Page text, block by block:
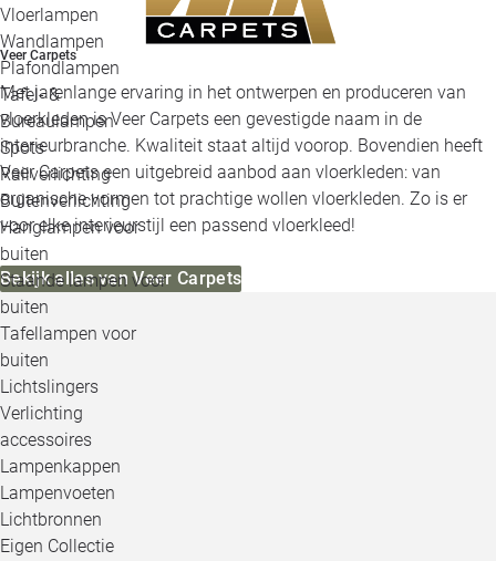
Vloerlampen
Wandlampen
Plafondlampen
Tafel- &
Bureaulampen
Spots
Railverlichting
Buitenverlichting
Hanglampen voor
buiten
Staande lampen voor
buiten
Tafellampen voor
buiten
Lichtslingers
Verlichting
accessoires
Lampenkappen
Lampenvoeten
Lichtbronnen
Eigen Collectie
Veer Carpets
Met jarenlange ervaring in het ontwerpen en produceren van
vloerkleden is Veer Carpets een gevestigde naam in de
interieurbranche. Kwaliteit staat altijd voorop. Bovendien heeft
Veer Carpets een uitgebreid aanbod aan vloerkleden: van
organische vormen tot prachtige wollen vloerkleden. Zo is er
voor elke interieurstijl een passend vloerkleed!
Bekijk alles van Veer Carpets